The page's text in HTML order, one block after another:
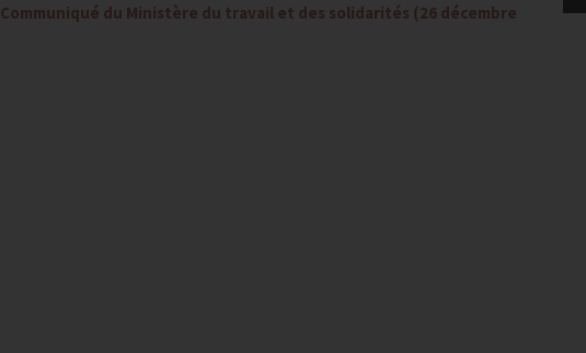
Communiqué du Ministère du travail et des solidarités (26 décembre